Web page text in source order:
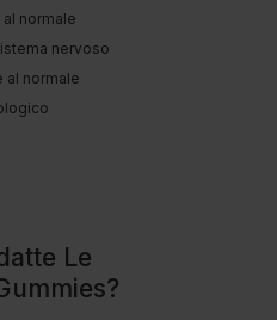
normale
nervoso
al normale
Le